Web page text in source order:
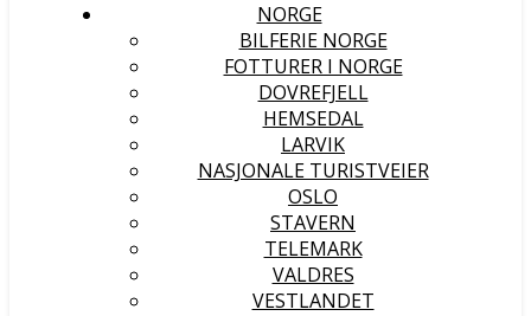
NORGE
BILFERIE NORGE
FOTTURER I NORGE
DOVREFJELL
HEMSEDAL
LARVIK
NASJONALE TURISTVEIER
OSLO
STAVERN
TELEMARK
VALDRES
VESTLANDET